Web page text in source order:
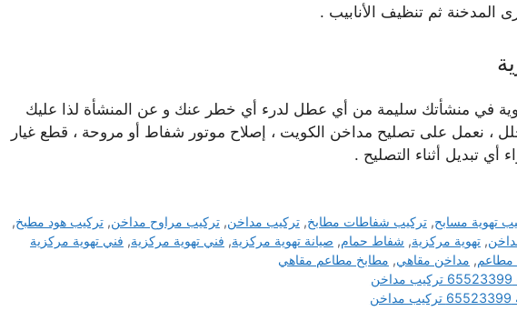
المدخنة ثم تنظيف الأنابيب .
في منشأتك سليمة من أي عطل لدرء أي خطر عنك و عن المنشأة لذا عليك
، نعمل على تصليح مداخن الكويت ، إصلاح موتور شفاط أو مروحة ، قطع غيار
أي تبديل أثناء التصليح .
تهوية مسابح,تركيب شفاطات مطابخ,تركيب مداخن,تركيب مراوح مداخن,تركيب هود مطبخ,
, تهوية مركزية, شفاط حمام, صيانة تهوية مركزية, فني تهوية مركزية, فني تهوية مركزية
مطاعم, مداخن مقاهي, مطابخ مطاعم مقاهي